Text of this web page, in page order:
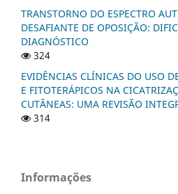
TRANSTORNO DO ESPECTRO
DESAFIANTE DE OPOSIÇÃO:
DIAGNÓSTICO
324
EVIDÊNCIAS CLÍNICAS DO USO
E FITOTERÁPICOS NA
CUTÂNEAS: UMA REVISÃO
314
Informações